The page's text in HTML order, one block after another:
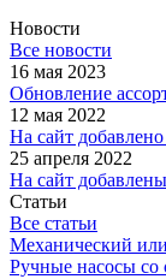
Новости
Все новости
16 мая 2023
Обновление
12 мая 2022
На сайт
25 апреля 2022
На сайт
Статьи
Все статьи
Механический
Ручные насосы со